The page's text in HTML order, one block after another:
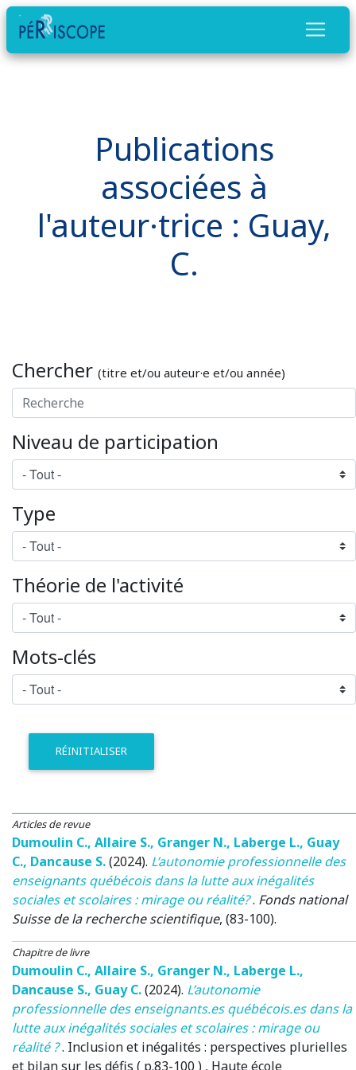
Publications
associées à
l'auteur·trice : Guay,
C.
Chercher (titre et/ou auteur·e et/ou année)
Niveau de participation
Type
Théorie de l'activité
Mots-clés
RÉINITIALISER
Articles de revue
Dumoulin C., Allaire S., Granger N., Laberge L., Guay
C., Dancause S.(2024). L’autonomie professionnelle des
enseignants québécois dans la lutte aux inégalités
sociales et scolaires : mirage ou réalité?. Fonds national
Suisse de la recherche scientifique, (83-100).
Chapitre de livre
Dumoulin C., Allaire S., Granger N., Laberge L.,
Dancause S., Guay C.(2024). L’autonomie
professionnelle des enseignants.es québécois.es dans la
lutte aux inégalités sociales et scolaires : mirage ou
réalité ?. Inclusion et inégalités : perspectives plurielles
et bilan sur les défis ( p.83-100 ) , Haute école